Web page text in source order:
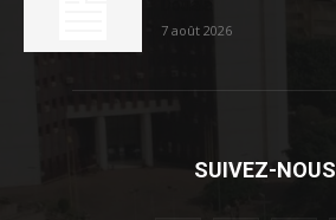
7 août 2026
SUIVEZ-NOUS